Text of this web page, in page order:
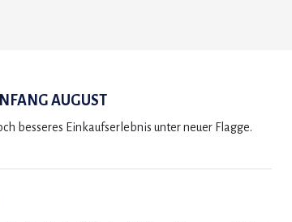
AUGUST
besseres Einkaufserlebnis unter neuer Flagge.